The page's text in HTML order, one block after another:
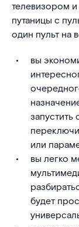
телевизором
путаницы с
один пульт на
вы
запустить
или
вы легко
будет